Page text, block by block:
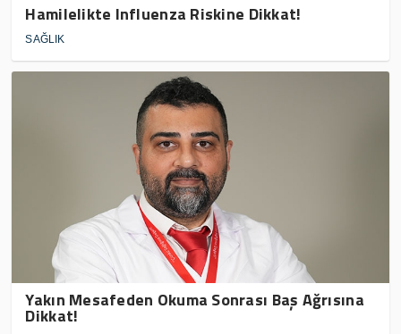
Hamilelikte Influenza Riskine Dikkat!
SAĞLIK
Yakın Mesafeden Okuma Sonrası Baş Ağrısına
Dikkat!